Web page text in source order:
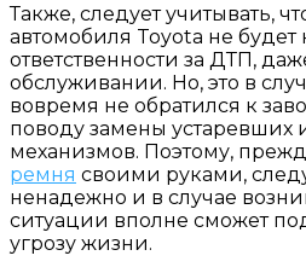
Также, следует учитывать,
автомобиля Toyota не будет
ответственности за ДТП,
обслуживании. Но, это в
вовремя не обратился к
поводу замены устаревших
механизмов. Поэтому,
ремня своими руками,
ненадежно и в случае
ситуации вполне сможет
угрозу жизни.